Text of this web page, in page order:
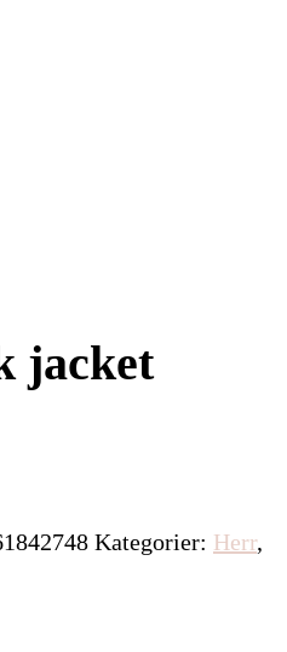
jacket
Kategorier: Herr,